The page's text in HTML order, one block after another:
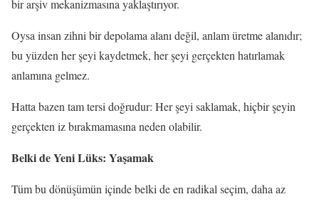
bir arşiv mekanizmasına yaklaştırıyor.
Oysa insan zihni bir depolama alanı değil, anlam üretme alanıdır;
bu yüzden her şeyi kaydetmek, her şeyi gerçekten hatırlamak
anlamına gelmez.
Hatta bazen tam tersi doğrudur: Her şeyi saklamak, hiçbir şeyin
gerçekten iz bırakmamasına neden olabilir.
Belki de Yeni Lüks: Yaşamak
Tüm bu dönüşümün içinde belki de en radikal seçim, daha az